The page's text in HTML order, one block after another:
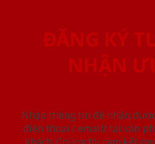
ĐĂNG KÝ
NHẬN
Nhập thông tin để nhận
điện thoại / email/ tại văn